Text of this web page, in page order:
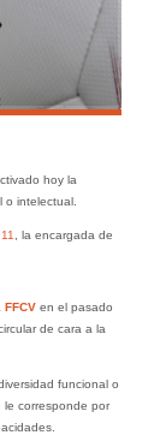
hoy la
o intelectual.
, la encargada de
FFCV en el pasado
de cara a la
funcional o
corresponde por